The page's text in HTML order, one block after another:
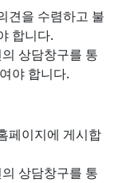
견을 수렴하고 불
합니다.
상담창구를 통
야 합니다.
페이지에 게시합
상담창구를 통